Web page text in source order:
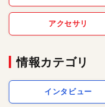
アクセサリ
情報カテゴリ
インタビュー